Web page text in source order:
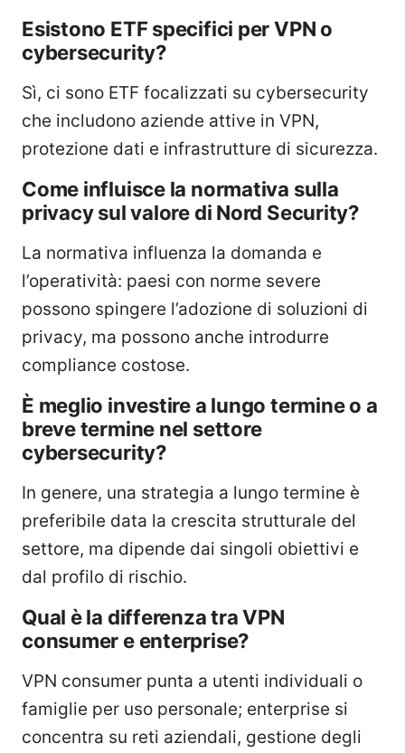
Esistono ETF specifici per VPN o
cybersecurity?
Sì, ci sono ETF focalizzati su cybersecurity
che includono aziende attive in VPN,
protezione dati e infrastrutture di sicurezza.
Come influisce la normativa sulla
privacy sul valore di Nord Security?
La normativa influenza la domanda e
l’operatività: paesi con norme severe
possono spingere l’adozione di soluzioni di
privacy, ma possono anche introdurre
compliance costose.
È meglio investire a lungo termine o a
breve termine nel settore
cybersecurity?
In genere, una strategia a lungo termine è
preferibile data la crescita strutturale del
settore, ma dipende dai singoli obiettivi e
dal profilo di rischio.
Qual è la differenza tra VPN
consumer e enterprise?
VPN consumer punta a utenti individuali o
famiglie per uso personale; enterprise si
concentra su reti aziendali, gestione degli